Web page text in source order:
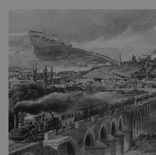
miminka měl působit